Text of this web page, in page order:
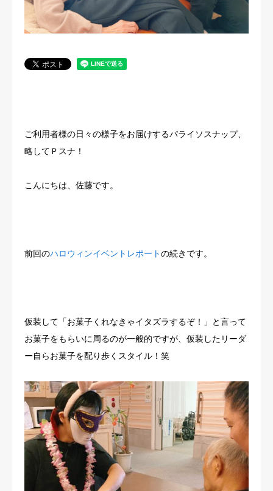
ご利用者様の日々の様子をお届けするパライソスナップ、
略してＰスナ！
こんにちは、佐藤です。
前回のハロウィンイベントレポートの続きです。
仮装して「お菓子くれなきゃイタズラするぞ！」と言って
お菓子をもらいに周るのが一般的ですが、仮装したリーダ
ー自らお菓子を配り歩くスタイル！笑